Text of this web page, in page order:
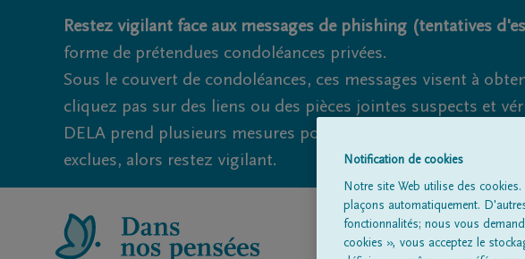
Restez vigilant face aux messages de phishing (tentatives
forme de prétendues condoléances privées.
Sous le couvert de condoléances, ces messages visent à
cliquez pas sur des liens ou des pièces jointes suspects et
DELA prend plusieurs mesures pour éviter cela. Cependant,
exclues, alors restez vigilant.
Tous
Notification de cookies
Notre site Web utilise des
plaçons automatiquement.
fonctionnalités; nous vous
cookies », vous acceptez le